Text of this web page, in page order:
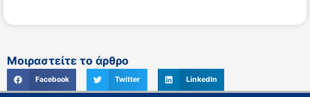
Μοιραστείτε το άρθρο
Facebook Twitter LinkedIn